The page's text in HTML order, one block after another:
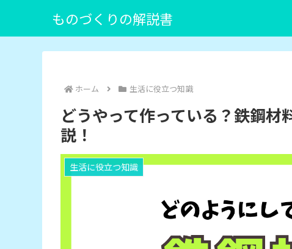
ものづくりの解説書
ホーム 生活に役立つ知識
どうやって作っている？鉄鋼
説！
生活に役立つ知識